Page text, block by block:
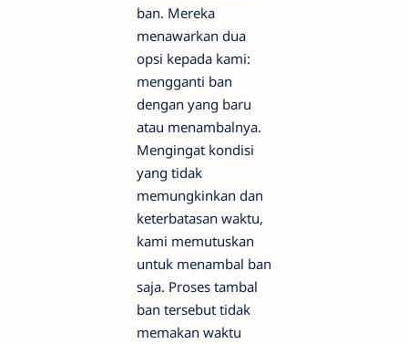
ban. Mereka
menawarkan dua
opsi kepada kami:
mengganti ban
dengan yang baru
atau menambalnya.
Mengingat kondisi
yang tidak
memungkinkan dan
keterbatasan waktu,
kami memutuskan
untuk menambal ban
saja. Proses tambal
ban tersebut tidak
memakan waktu